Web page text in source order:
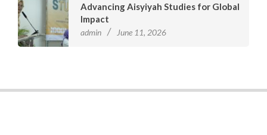
Advancing Aisyiyah Studies for Global
Impact
admin June 11, 2026